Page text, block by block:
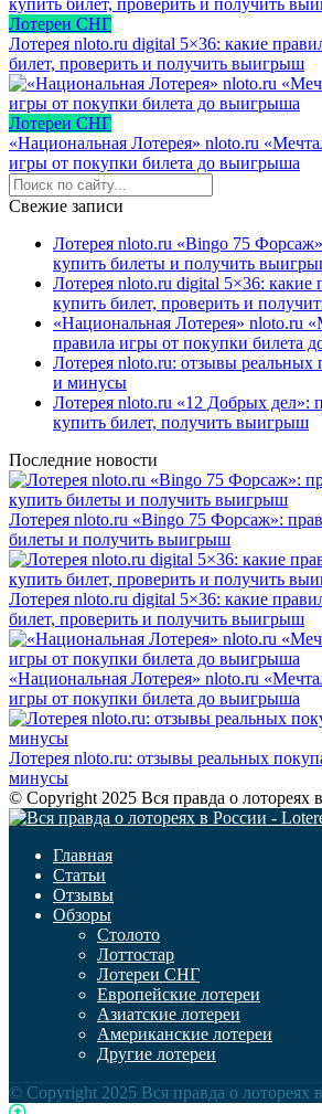
Лотереи СНГ
Лотерея nloto.ru digital 5×36: какие
билет, проверить и получить выигрыш
Лотереи СНГ
«Национальная Лотерея» nloto.ru
игры от покупки билета до выигрыша
Свежие записи
Лотерея nloto.ru «Bingo 75
купить билеты и получить
Лотерея nloto.ru digital 5×36: какие
купить билет, проверить и
«Национальная Лотерея» nloto.ru
правила игры от покупки билета
Лотерея nloto.ru: отзывы
и минусы
Лотерея nloto.ru «12 Добрых дел»:
купить билет, получить выигрыш
Последние новости
Лотерея nloto.ru «Bingo 75 Форсаж»:
билеты и получить выигрыш
Лотерея nloto.ru digital 5×36: какие
билет, проверить и получить выигрыш
«Национальная Лотерея» nloto.ru
игры от покупки билета до выигрыша
Лотерея nloto.ru: отзывы реальных
минусы
© Copyright 2025 Вся правда о лотореях
Главная
Статьи
Отзывы
Обзоры
Столото
Лоттостар
Лотереи СНГ
Европейские лотереи
Азиатские лотереи
Американские лотереи
Другие лотереи
© Copyright 2025 Вся правда о лотореях